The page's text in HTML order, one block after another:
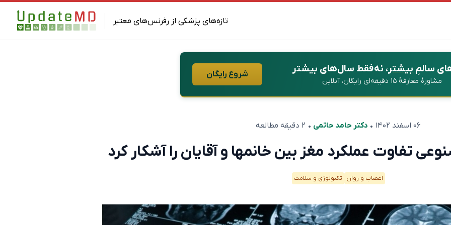
تازه‌های پزشکی از رفرنس‌های معتبر
سالمِبیشتر، نه فقط سال‌های بیشتر
مشاورهٔ معارفهٔ ۱۵ دقیقه‌ای رایگان، آنلاین
شروع رایگان
۰۶ اسفند ۱۴۰۲ • دکتر حامد حاتمی • ۲ دقیقه مطالعه
تفاوت عملکرد مغز بین خانمها و آقایان را آشکار کرد
اعصاب و روان تکنولوژی و سلامت